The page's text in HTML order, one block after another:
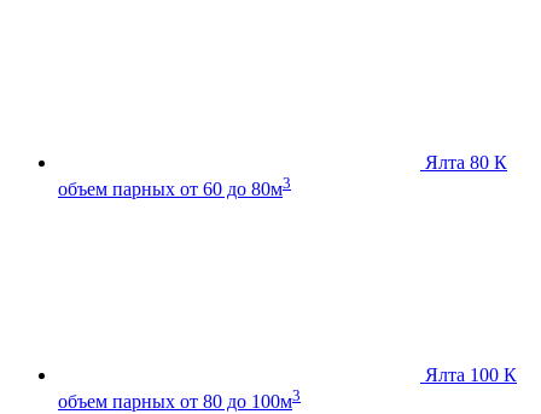
Ялта 80 К
объем парных от 60 до 80м3
Ялта 100 К
объем парных от 80 до 100м3